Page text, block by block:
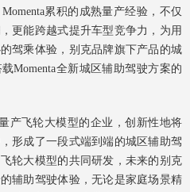
累积的成熟量产经验，不仅
更能跨越式提升车型竞争力，为用
驾乘体验，别克品牌旗下产品的城
Momenta全新城区辅助驾驶方案的
产飞轮大模型的企业，创新性地将
形成了一段式端到端的城区辅助驾
轮大模型的共同研发，未来的别克
辅助驾驶体验，无论是家庭场景精